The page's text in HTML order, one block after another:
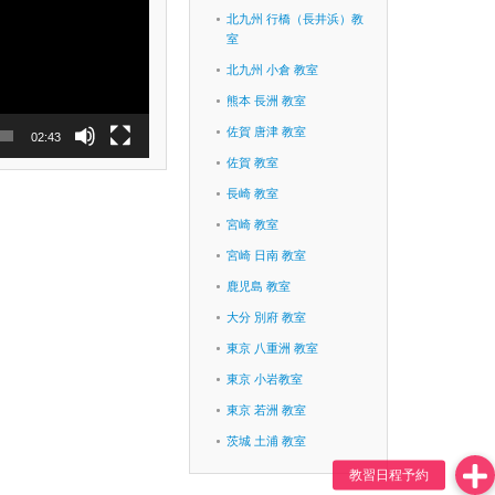
02:43
北九州 行橋（長井浜）教
室
北九州 小倉 教室
熊本 長洲 教室
佐賀 唐津 教室
佐賀 教室
長崎 教室
宮崎 教室
宮崎 日南 教室
鹿児島 教室
大分 別府 教室
東京 八重洲 教室
東京 小岩教室
東京 若洲 教室
茨城 土浦 教室